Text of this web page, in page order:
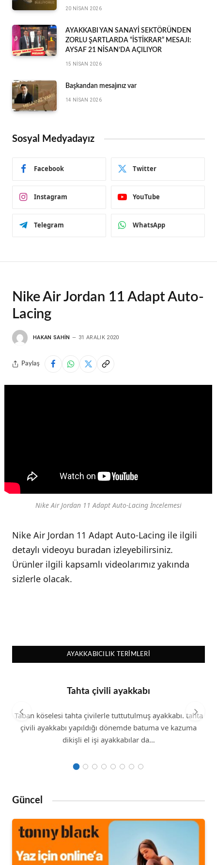
20 NISAN 2026
AYAKKABI YAN SANAYİ SEKTÖRÜNDEN
ZORLU ŞARTLARDA “İSTİKRAR” MESAJI:
AYSAF 21 NİSAN’DA AÇILIYOR
15 NISAN 2026
Başkandan mesajınız var
14 NISAN 2026
Sosyal Medyadayız
Facebook Twitter
Instagram YouTube
Telegram WhatsApp
Nike Air Jordan 11 Adapt Auto-
Lacing
HAKAN SAHIN 31 ARALIK 2020
Paylaş
Nike Air Jordan 11 Adapt Auto-Lacing İncelemesi
Nike Air Jordan 11 Adapt Auto-Lacing ile ilgili
detaylı videoyu buradan izleyebilirsiniz.
Ürünler ilgili kapsamlı videolarımız yakında
sizlerle olacak.
AYAKKABICILIK TERIMLERI
Tahta çivili ayakkabı
Taban köselesi tahta çivilerle tuttutulmuş ayakkabı. tahta
çivili ayakkabı yapıldığı dönemde batuma ve kazuma
dikişli el işi ayakkabılar da…
Güncel